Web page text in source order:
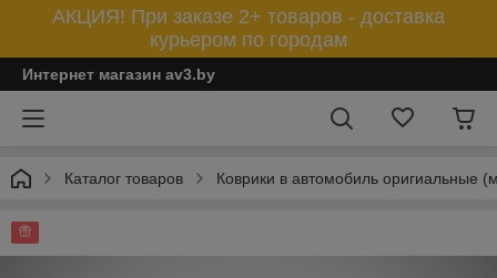
АКЦИЯ! При заказе 2+ товаров - доставка
курьером по городам
Интернет магазин av3.by
Каталог товаров Коврики в автомобиль оригиальные